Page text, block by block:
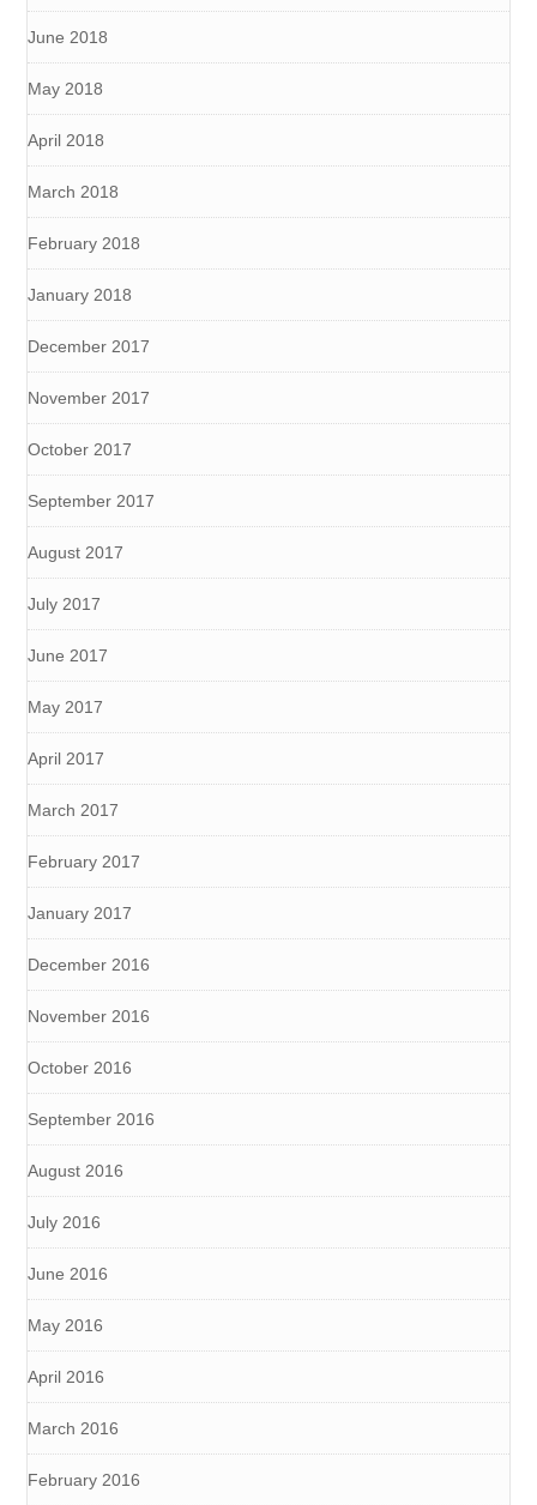
June 2018
May 2018
April 2018
March 2018
February 2018
January 2018
December 2017
November 2017
October 2017
September 2017
August 2017
July 2017
June 2017
May 2017
April 2017
March 2017
February 2017
January 2017
December 2016
November 2016
October 2016
September 2016
August 2016
July 2016
June 2016
May 2016
April 2016
March 2016
February 2016